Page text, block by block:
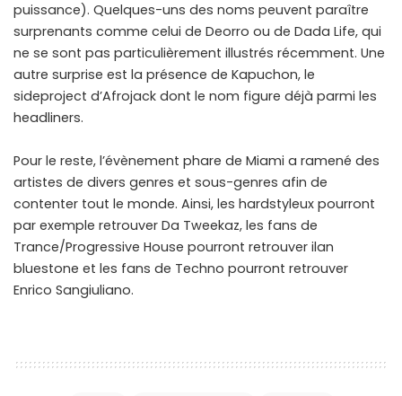
puissance). Quelques-uns des noms peuvent paraître
surprenants comme celui de Deorro ou de Dada Life, qui
ne se sont pas particulièrement illustrés récemment. Une
autre surprise est la présence de Kapuchon, le
sideproject d’Afrojack dont le nom figure déjà parmi les
headliners.
Pour le reste, l’évènement phare de Miami a ramené des
artistes de divers genres et sous-genres afin de
contenter tout le monde. Ainsi, les hardstyleux pourront
par exemple retrouver Da Tweekaz, les fans de
Trance/Progressive House pourront retrouver ilan
bluestone et les fans de Techno pourront retrouver
Enrico Sangiuliano.